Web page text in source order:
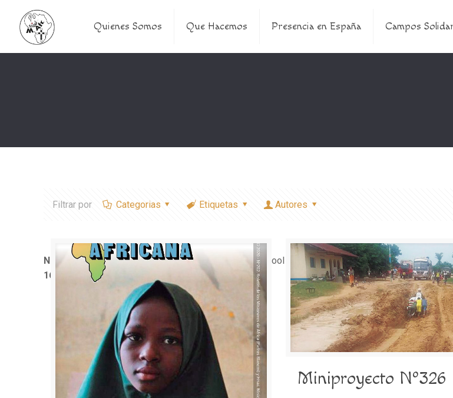
Quienes Somos Que Hacemos Presencia en España Campos
Filtrar por Categorias Etiquetas Autores
Notice: Trying to access array offset on value of type bool in /home/misioner/public_html/
1611
Miniproyecto Nº326